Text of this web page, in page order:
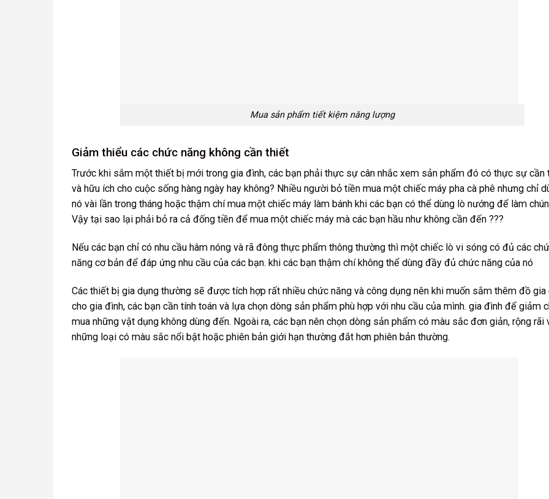
Mua sản phẩm tiết kiệm năng lượng
Giảm thiểu các chức năng không cần thiết
Trước khi sắm một thiết bị mới trong gia đình, các bạn phải thực sự cân nhắc xem sản phẩm đó có thực sự cần
và hữu ích cho cuộc sống hàng ngày hay không? Nhiều người bỏ tiền mua một chiếc máy pha cà phê nhưng chỉ
nó vài lần trong tháng hoặc thậm chí mua một chiếc máy làm bánh khi các bạn có thể dùng lò nướng để làm
Vậy tại sao lại phải bỏ ra cả đống tiền để mua một chiếc máy mà các bạn hầu như không cần đến ???
Nếu các bạn chỉ có nhu cầu hâm nóng và rã đông thực phẩm thông thường thì một chiếc lò vi sóng có đủ các
năng cơ bản để đáp ứng nhu cầu của các bạn. khi các bạn thậm chí không thể dùng đầy đủ chức năng của nó
Các thiết bị gia dụng thường sẽ được tích hợp rất nhiều chức năng và công dụng nên khi muốn sắm thêm đồ gia
cho gia đình, các bạn cần tính toán và lựa chọn dòng sản phẩm phù hợp với nhu cầu của mình. gia đình để giảm
mua những vật dụng không dùng đến. Ngoài ra, các bạn nên chọn dòng sản phẩm có màu sắc đơn giản, rộng rãi
những loại có màu sắc nổi bật hoặc phiên bản giới hạn thường đắt hơn phiên bản thường.